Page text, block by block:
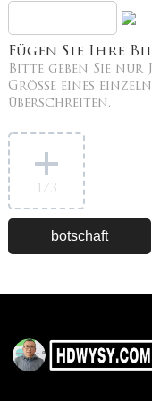
Fügen Sie Ihre
Bitte geben Sie nur
Größe eines
überschreiten.
1 /3